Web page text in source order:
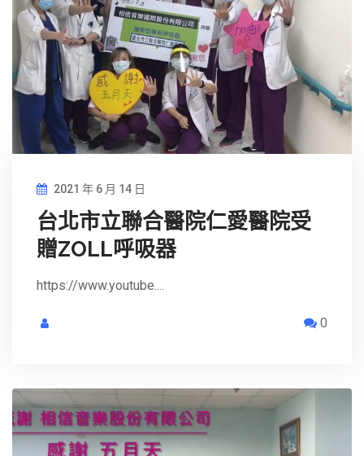
2021 年 6 月 14 日
台北市立聯合醫院仁愛醫院受
贈ZOLL呼吸器
https://www.youtube....
0